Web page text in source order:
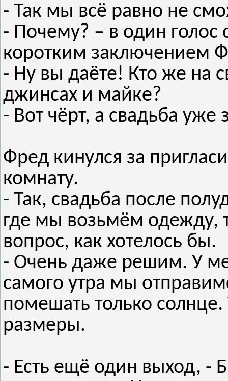
- Так мы всё равно не
- Почему? – в один
коротким заключением
- Ну вы даёте! Кто же на
джинсах и майке?
- Вот чёрт, а свадьба уже
Фред кинулся за
комнату.
- Так, свадьба после
где мы возьмём одежду,
вопрос, как хотелось бы.
- Очень даже решим. У
самого утра мы
помешать только
размеры.
- Есть ещё один выход, -